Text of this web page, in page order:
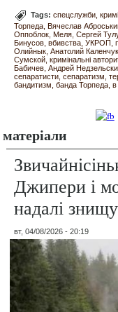
Tags:спецслужби
Торпеда
Вячеслав
Оппоблок Меля Сергей
Бинусов вбивства УКРОП
Олийнык Анатолий Каленчук
Сумской кримінальні
Бабичев Андрей
сепаратисти сепаратизм
бандитизм
банда Торпеда в
матеріали
Джипери і
надалі
вт, 04/08/2026 - 20:19